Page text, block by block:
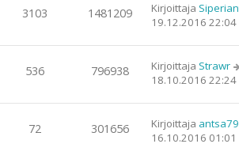
3103 1481209 Kirjoittaja
19.12.2016 22:04
536 796938 Kirjoittaja Strawr
18.10.2016 22:24
72 301656 Kirjoittaja
16.10.2016 01:01